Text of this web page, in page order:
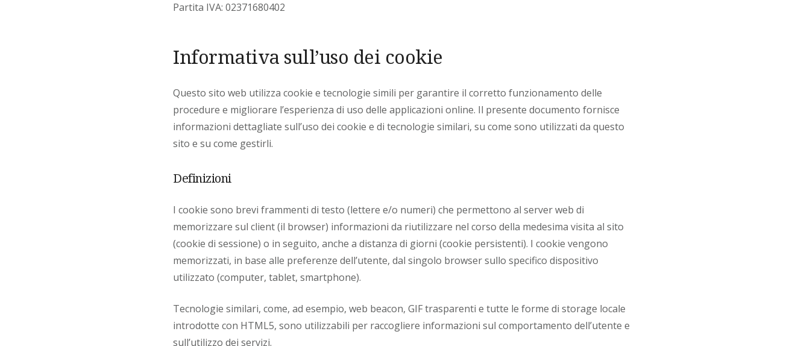
Partita IVA: 02371680402
Informativa sull’uso dei cookie
Questo sito web utilizza cookie e tecnologie simili per garantire il corretto funzionamento delle
procedure e migliorare l’esperienza di uso delle applicazioni online. Il presente documento fornisce
informazioni dettagliate sull’uso dei cookie e di tecnologie similari, su come sono utilizzati da questo
sito e su come gestirli.
Definizioni
I cookie sono brevi frammenti di testo (lettere e/o numeri) che permettono al server web di
memorizzare sul client (il browser) informazioni da riutilizzare nel corso della medesima visita al sito
(cookie di sessione) o in seguito, anche a distanza di giorni (cookie persistenti). I cookie vengono
memorizzati, in base alle preferenze dell’utente, dal singolo browser sullo specifico dispositivo
utilizzato (computer, tablet, smartphone).
Tecnologie similari, come, ad esempio, web beacon, GIF trasparenti e tutte le forme di storage locale
introdotte con HTML5, sono utilizzabili per raccogliere informazioni sul comportamento dell’utente e
sull’utilizzo dei servizi.